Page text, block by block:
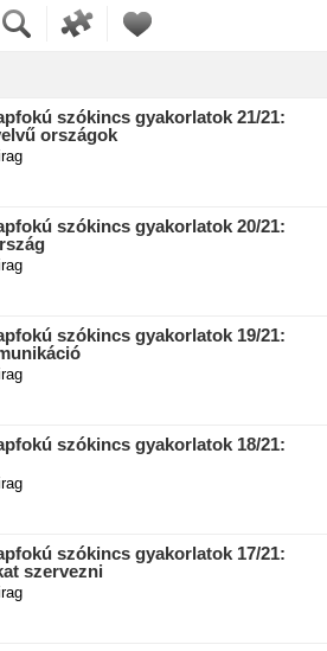
szókincs gyakorlatok 21/21:
országok
szókincs gyakorlatok 20/21:
szókincs gyakorlatok 19/21:
szókincs gyakorlatok 18/21:
szókincs gyakorlatok 17/21:
szervezni